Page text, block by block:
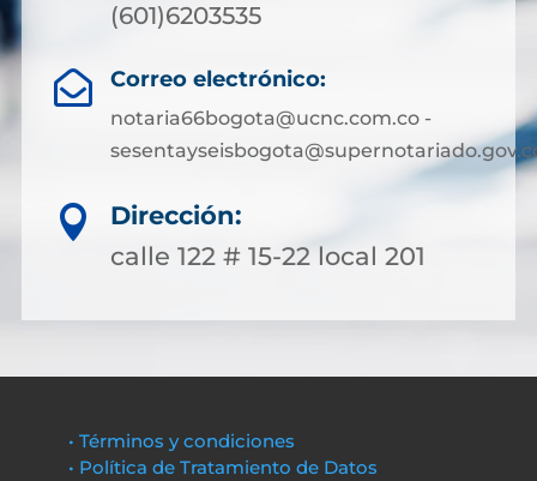
(601)6203535
 Correo electrónico:
notaria66bogota@ucnc.com.co -

Dirección:
calle 122 # 15-22 local 201
• Términos y condiciones
• Política de Tratamiento de Datos